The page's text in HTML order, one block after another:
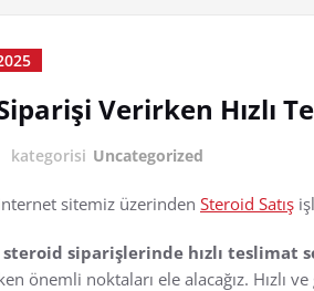
Verirken Hızlı
kategorisi Uncategorized
sitemiz üzerinden Steroid Satış
steroid siparişlerinde hızlı teslimat
önemli noktaları ele alacağız. Hızlı